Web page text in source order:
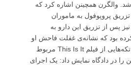
شد. والگرن همچینن اشاره کرد که
پروپوفول به ماموران
پس از تزریق این دارو به
بود که نشانه‌ی غفلت فاحش او
است. والگرن سپس تکه‌هایی از فیلم This Is It مربوط
روز ۲۴ ژوئن را در دادگاه نمایش داد: یک اجرای